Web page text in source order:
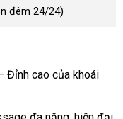
đêm 24/24)
Đỉnh cao của khoái